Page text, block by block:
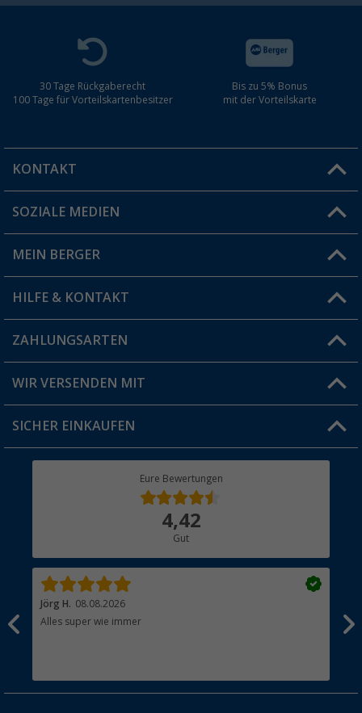
30 Tage Rückgaberecht
100 Tage für Vorteilskartenbesitzer
Bis zu 5% Bonus
mit der Vorteilskarte
KONTAKT
Du hast eine Frage?
Filiale finden
SOZIALE MEDIEN
MEIN BERGER
Vorteilskarte
Blog
Jobs & Karriere
HILFE & KONTAKT
FAQ & Kontakt
Versandinformationen
Rücksendung
ZAHLUNGSARTEN
WIR VERSENDEN MIT
SICHER EINKAUFEN
Eure Bewertungen
4,42
Gut
Jörg H. 08.08.2026
Alles super wie immer